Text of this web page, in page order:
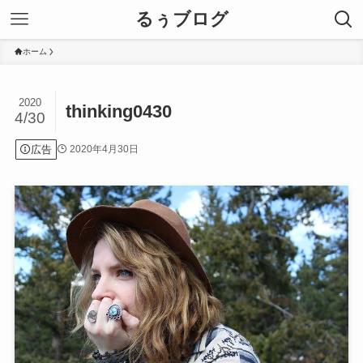
るぅブログ
ホーム
thinking0430
2020
4/30
広告 2020年4月30日